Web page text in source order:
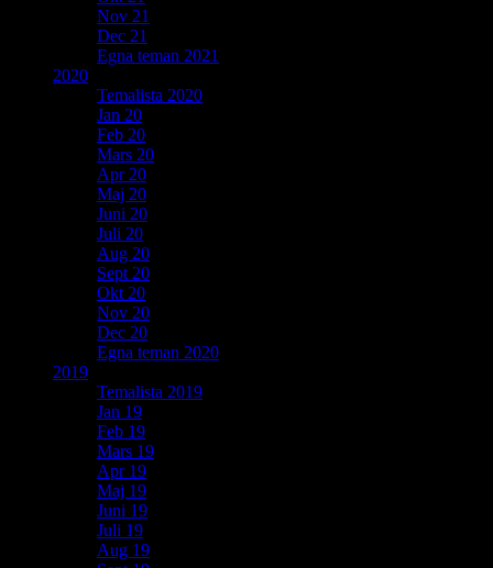
Nov 21
Dec 21
Egna teman 2021
2020
Temalista 2020
Jan 20
Feb 20
Mars 20
Apr 20
Maj 20
Juni 20
Juli 20
Aug 20
Sept 20
Okt 20
Nov 20
Dec 20
Egna teman 2020
2019
Temalista 2019
Jan 19
Feb 19
Mars 19
Apr 19
Maj 19
Juni 19
Juli 19
Aug 19